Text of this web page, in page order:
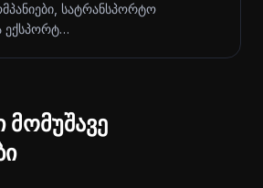
სატრანსპორტო
ექსპორტ…